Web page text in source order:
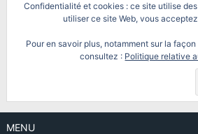
Confidentialité et cookies : ce site utilise
utiliser ce site Web, vous
Pour en savoir plus, notamment sur la
consultez : Politique relative
MENU